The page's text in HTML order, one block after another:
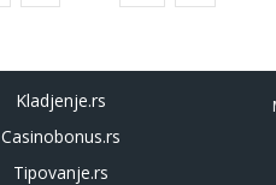
Kladjenje.rs
Casinobonus.rs
Tipovanje.rs